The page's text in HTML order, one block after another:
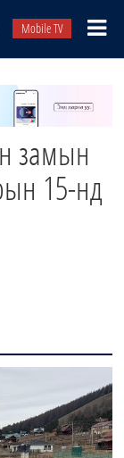
Mobile TV
замын
15-нд